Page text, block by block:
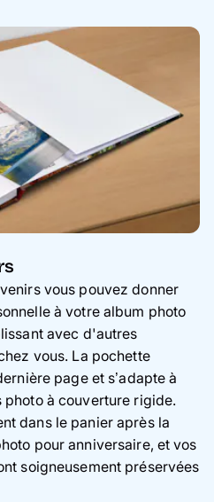
vous pouvez donner
à votre album photo
avec d'autres
vous. La pochette
page et s’adapte à
photo à couverture rigide.
dans le panier après la
pour anniversaire, et vos
soigneusement préservées